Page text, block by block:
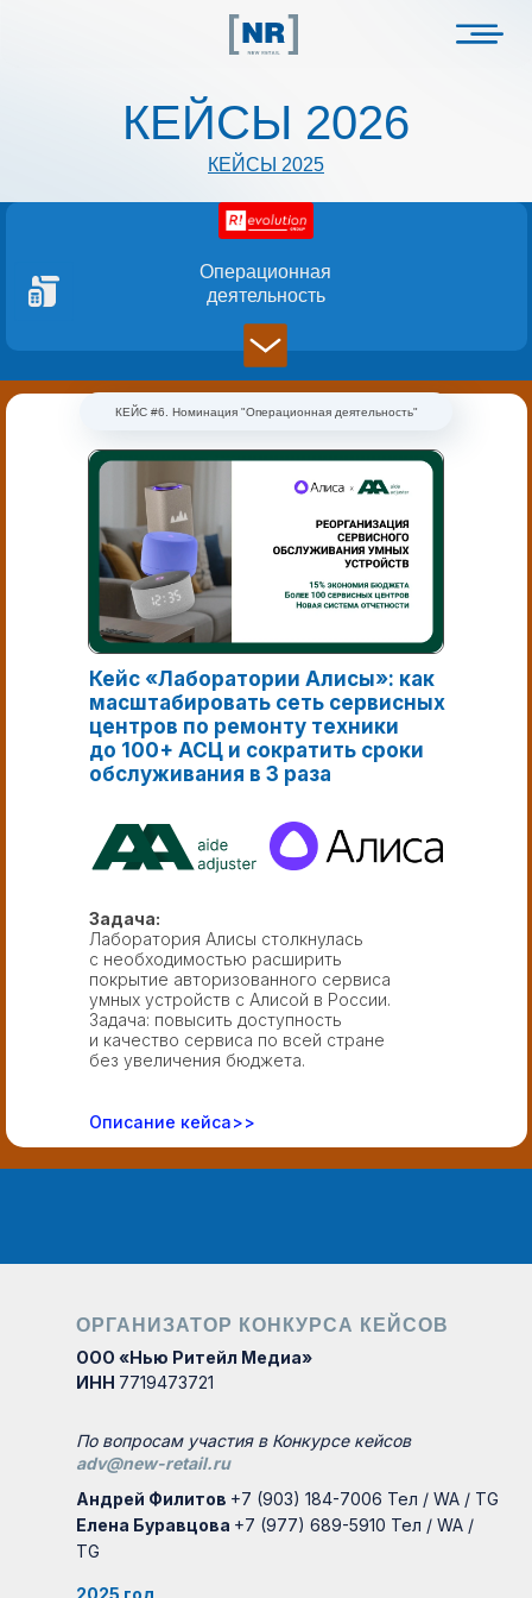
КЕЙСЫ 2025
КЕЙСЫ 2026
Операционная
деятельность
Кейс «Лаборатории Алисы»: как
масштабировать сеть сервисных
центров по ремонту техники
до 100+ АСЦ и сократить сроки
обслуживания в 3 раза
Задача:
Лаборатория Алисы столкнулась
с необходимостью расширить
покрытие авторизованного сервиса
умных устройств с Алисой в России.
Задача: повысить доступность
и качество сервиса по всей стране
без увеличения бюджета.
КЕЙС #6. Номинация "Операционная деятельность"
Описание кейса>>
ОРГАНИЗАТОР КОНКУРСА КЕЙСОВ
ООО «Нью Ритейл Медиа»
ИНН 7719473721
2025 год
По вопросам участия в Конкурсе кейсов
adv@new-retail.ru
Андрей Филитов +7 (903) 184-7006 Тел / WA / TG
Елена Буравцова +7 (977) 689-5910 Тел / WA /
TG